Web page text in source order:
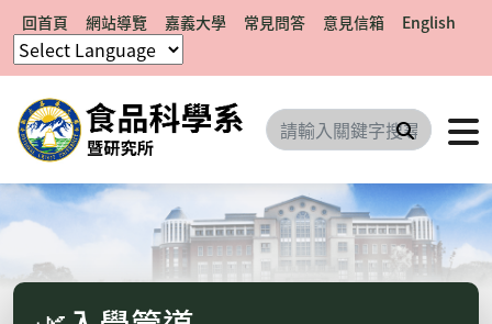
回首頁 網站導覽 嘉義大學 常見問答 意見信箱 English
搜尋